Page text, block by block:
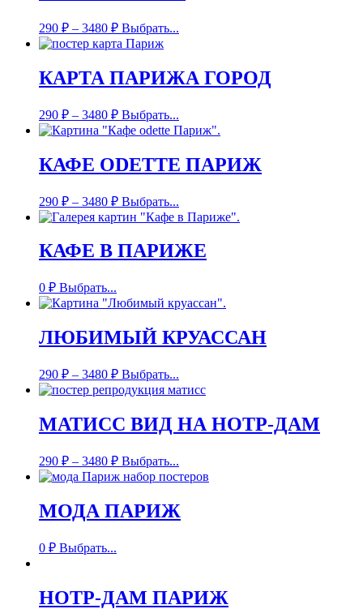
290 ₽ – 3480 ₽ Выбрать...
КАРТА ПАРИЖА ГОРОД
290 ₽ – 3480 ₽ Выбрать...
КАФЕ ODETTE ПАРИЖ
290 ₽ – 3480 ₽ Выбрать...
КАФЕ В ПАРИЖЕ
0 ₽ Выбрать...
ЛЮБИМЫЙ КРУАССАН
290 ₽ – 3480 ₽ Выбрать...
МАТИСС ВИД НА НОТР-ДАМ
290 ₽ – 3480 ₽ Выбрать...
МОДА ПАРИЖ
0 ₽ Выбрать...
НОТР-ДАМ ПАРИЖ